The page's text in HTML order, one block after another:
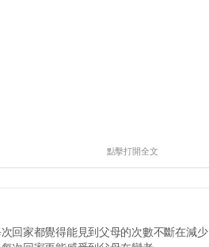
點擊打開全文
次回家都覺得能見到父母的次數不斷在減少